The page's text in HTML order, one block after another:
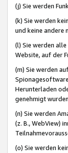
(j) Sie werden
(k) Sie werden
und keine andere
(l) Sie werden
Website, auf der
(m) Sie werden
Herunterladen
genehmigt
(n) Sie werden
(z. B., WebView)
(o) Sie werden